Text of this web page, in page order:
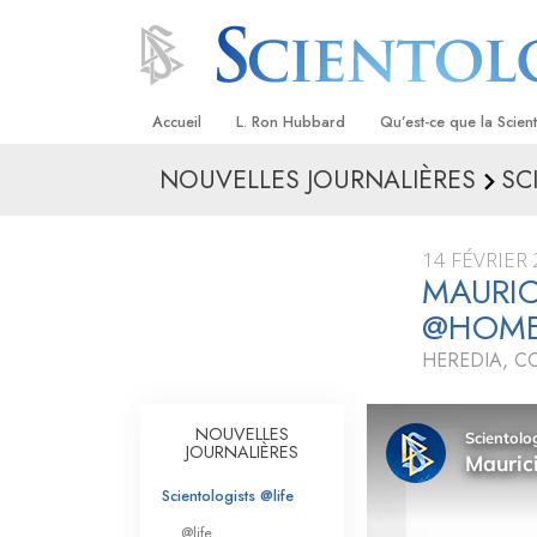
Accueil L. Ron Hubbard Qu’est-ce que la
Croyances et pratiques
Les scientologues et
Rencontrez un
À l’intérieur d’une
Les principes de base
Scientologie
La Dianétique : Une
NOUVELLES JOURNALIÈRES
14
HEREDIA,
NOUVELLES
JOURNALIÈRES
Scientologists @life